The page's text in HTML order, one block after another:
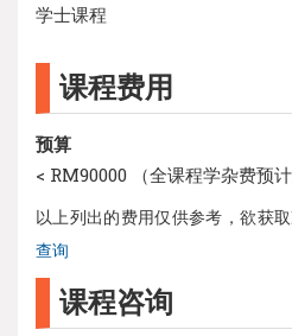
学士课程
课程费用
预算
< RM90000 （全课程学杂费预计
以上列出的费用仅供参考，欲获
查询
课程咨询